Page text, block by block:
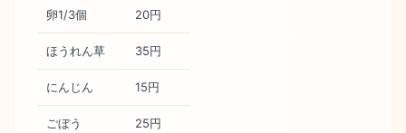
卵1/3個 20円
ほうれん草 35円
にんじん 15円
ごぼう 25円